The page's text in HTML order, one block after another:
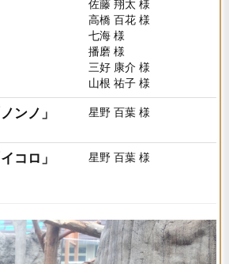
佐藤 翔太 様
高橋 百花 様
七海 様
播磨 様
三好 康介 様
山根 祐子 様
ノンノ」 星野 百葉 様
イコロ」 星野 百葉 様